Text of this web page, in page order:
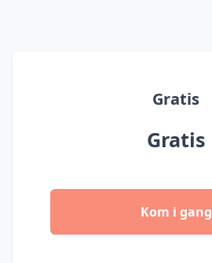
Gratis
Gratis
Kom i gang